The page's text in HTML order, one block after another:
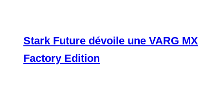
Stark Future dévoile une VARG MX
Factory Edition